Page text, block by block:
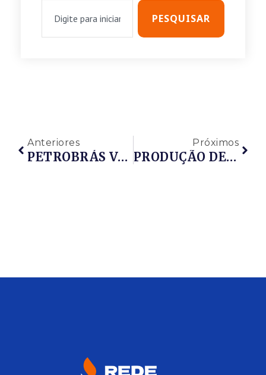
PESQUISAR
Anteriores
PETROBRÁS VAI FAZER APRESENTAÇÃO SOBRE REDUÇÃO DE CUSTOS EM PROJETOS SUBSEA NA OTC 2017
Próximos
PRODUÇÃO DE PETRÓLEO AUMENTA 14,6% EM COMPARAÇÃO A FEVEREIRO DE 2016